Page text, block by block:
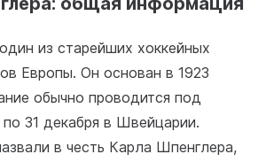
из старейших хоккейных
Европы. Он основан в 1923
обычно проводится под
31 декабря в Швейцарии.
в честь Карла Шпенглера,